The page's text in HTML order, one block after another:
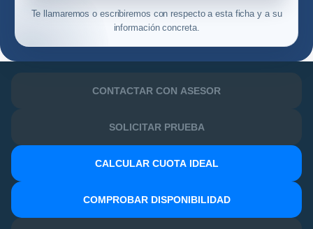
Te llamaremos o escribiremos con respecto a esta ficha y a su
información concreta.
CONTACTAR CON ASESOR
SOLICITAR PRUEBA
CALCULAR CUOTA IDEAL
COMPROBAR DISPONIBILIDAD